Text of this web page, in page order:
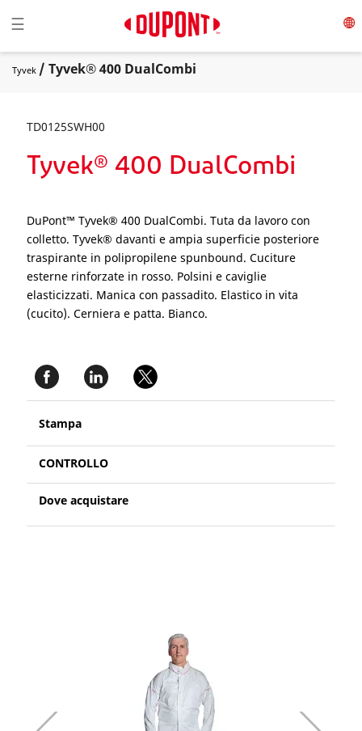
Toggle navigation
☰
Tyvek / Tyvek® 400 DualCombi
TD0125SWH00
Tyvek® 400 DualCombi
DuPont™ Tyvek® 400 DualCombi. Tuta da lavoro con
colletto. Tyvek® davanti e ampia superficie posteriore
traspirante in polipropilene spunbound. Cuciture
esterne rinforzate in rosso. Polsini e caviglie
elasticizzati. Manica con passadito. Elastico in vita
(cucito). Cerniera e patta. Bianco.
Stampa
CONTROLLO
Dove acquistare